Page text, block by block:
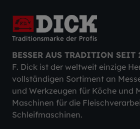
BESSER AUS TRADITION SEIT
F. Dick ist der weltweit einzige
vollständigen Sortiment an
und Werkzeugen für Köche und
Maschinen für die
Schleifmaschinen.